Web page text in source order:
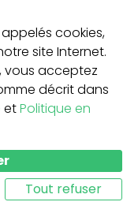
cookies,
site Internet.
vous acceptez
décrit dans
etPolitique en
Tout refuser